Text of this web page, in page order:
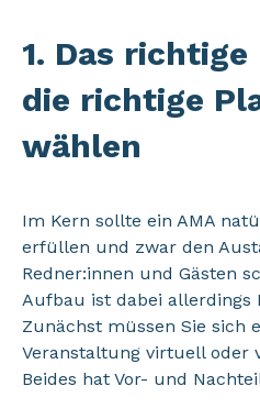
1. Das
die richtige
wählen
Im Kern sollte ein AMA
erfüllen und zwar den
Redner:innen und Gästen
Aufbau ist dabei allerdings
Zunächst müssen Sie sich
Veranstaltung virtuell oder
Beides hat Vor- und